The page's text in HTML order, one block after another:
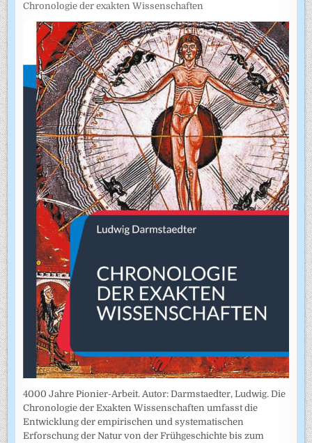
Chronologie der exakten Wissenschaften
4000 Jahre Pionier-Arbeit. Autor: Darmstaedter, Ludwig. Die
Chronologie der Exakten Wissenschaften umfasst die
Entwicklung der empirischen und systematischen
Erforschung der Natur von der Frühgeschichte bis zum